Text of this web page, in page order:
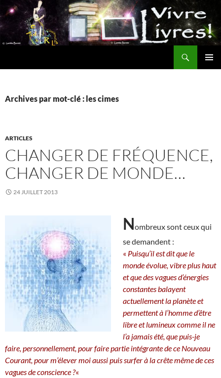
Aller
au
contenu
Archives par mot-clé : les cimes
ARTICLES
CHANGER DE FRÉQUENCE,
CHANGER DE MONDE…
24 JUILLET 2013
Nombreux sont ceux qui
se demandent :
« Puisqu’il est dit que le
monde évolue, vibre plus haut
et que des vagues d’énergies
constantes balayent
actuellement la planète et
permettent à l’homme d’être
libre et lumineux comme il ne
l’a jamais été, que puis-je
faire, personnellement, pour faire partie intégrante de ce Nouveau
Courant, pour m’élever moi aussi puis surfer à la crête même de ces
vagues de conscience ?«